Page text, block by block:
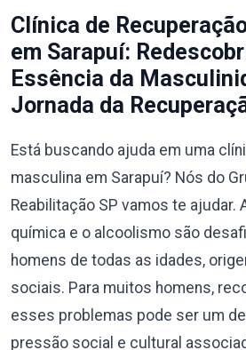
Clínica de
em Sarapuí:
Essência da
Jornada da
Está buscando ajuda em uma
masculina em Sarapuí? Nós do
Reabilitação SP vamos te ajudar.
química e o alcoolismo são
homens de todas as idades,
sociais. Para muitos homens,
esses problemas pode ser um
pressão social e cultural